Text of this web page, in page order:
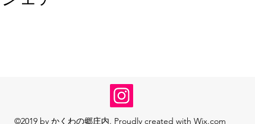
©2019 by かくわの郷庄内. Proudly created with Wix.com